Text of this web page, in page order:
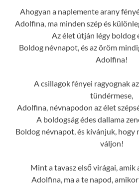
Ahogyan a naplemente arany
Adolfina, ma minden szép és
Az élet útján légy boldog
Boldog névnapot, és az öröm
Adolfina!
A csillagok fényei ragyognak
tündérmese,
Adolfina, névnapodon az élet
A boldogság édes dallama
Boldog névnapot, és kívánjuk, hogy
váljon!
Mint a tavasz első virágai, amik
Adolfina, ma a te napod,